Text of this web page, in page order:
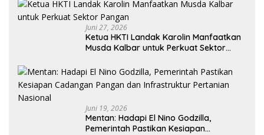
Juni 27, 2026
Ketua HKTI Landak Karolin Manfaatkan
Musda Kalbar untuk Perkuat Sektor
Juni 19, 2026
Mentan: Hadapi El Nino Godzilla,
Pemerintah Pastikan Kesiapan